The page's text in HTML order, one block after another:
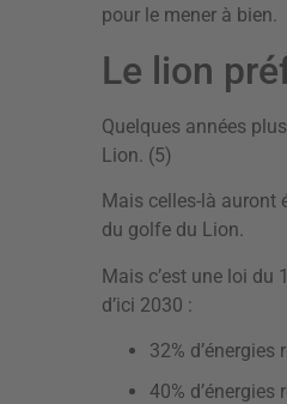
pour le mener à bien.
Le lion
Quelques années
Lion. (5)
Mais celles-là auront
du golfe du Lion.
Mais c’est une loi du
d’ici 2030 :
32%
40%